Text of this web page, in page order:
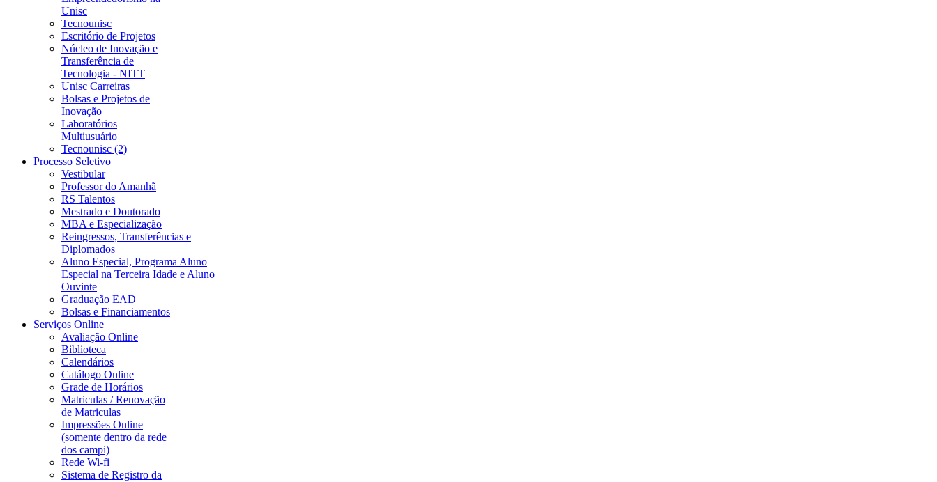
Unisc
Tecnounisc
Escritório de Projetos
Núcleo de Inovação e
Transferência de
Tecnologia - NITT
Unisc Carreiras
Bolsas e Projetos de
Inovação
Laboratórios
Multiusuário
Tecnounisc (2)
Processo Seletivo
Vestibular
Professor do Amanhã
RS Talentos
Mestrado e Doutorado
MBA e Especialização
Reingressos, Transferências e
Diplomados
Aluno Especial, Programa Aluno
Especial na Terceira Idade e Aluno
Ouvinte
Graduação EAD
Bolsas e Financiamentos
Serviços Online
Avaliação Online
Biblioteca
Calendários
Catálogo Online
Grade de Horários
Matriculas / Renovação
de Matriculas
Impressões Online
(somente dentro da rede
dos campi)
Rede Wi-fi
Sistema de Registro da